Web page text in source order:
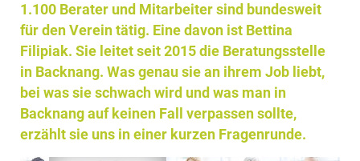
1.100 Berater und Mitarbeiter sind bundesweit
für den Verein tätig. Eine davon ist Bettina
Filipiak. Sie leitet seit 2015 die Beratungsstelle
in Backnang. Was genau sie an ihrem Job liebt,
bei was sie schwach wird und was man in
Backnang auf keinen Fall verpassen sollte,
erzählt sie uns in einer kurzen Fragenrunde.